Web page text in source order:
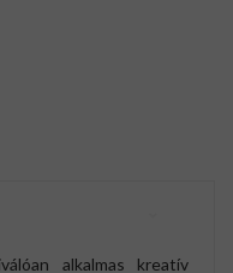
alkalmas kreatív